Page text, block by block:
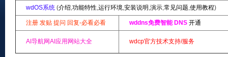
wdOS系统 (介绍,功能特性,运行环境,安装说明 ,演示,常见问题,使用教程)
注册 发贴 提问 回复-必看必看 wddns免费智能 DNS 开通
AI导航网AI应用网站大全 wdcp官方技术支持/服务